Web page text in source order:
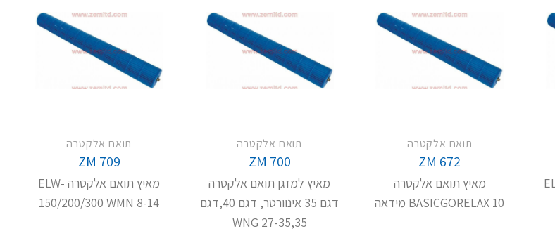
תואם אלקטרה
ZM 672
מאיץ תואם אלקטרה
BASICGORELAX 10 מידאה
תואם אלקטרה
ZM 700
מאיץ למזגן תואם אלקטרה
דגם 35 אינוורטר, דגם 40,דגם
35,WNG 27-35
תואם אלקטרה
ZM 709
מאיץ תואם אלקטרה -ELW
150/200/300 WMN 8-14